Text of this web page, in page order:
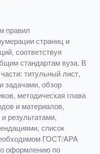
правил
страниц и
соответствуя
стандартам вуза. В
титульный лист,
задачами, обзор
методическая глава
и материалов,
результатами,
список
ГОСТ/APA
оформлению по